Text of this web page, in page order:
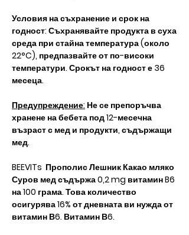
Условия на съхранение и срок на
годност: Съхранявайте продукта в суха
среда при стайна температура (около
22°C), предпазвайте от по-високи
температури. Срокът на годност е 36
месеца.
Предупреждение: Не се препоръчва
хранене на бебета под 12-месечна
възраст с мед и продукти, съдържащи
мед.
BEEVITs Прополис Лешник Какао мляко
Суров мед съдържа 0,2 mg витамин B6
на 100 грама. Това количество
осигурява 16% от дневната ви нужда от
витамин В6. Витамин В6.